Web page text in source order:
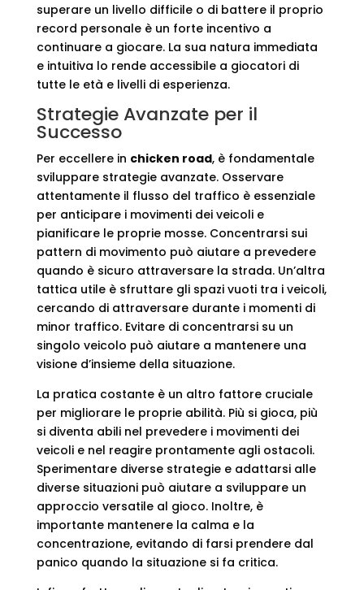
superare un livello difficile o di battere il proprio
record personale è un forte incentivo a
continuare a giocare. La sua natura immediata
e intuitiva lo rende accessibile a giocatori di
tutte le età e livelli di esperienza.
Strategie Avanzate per il
Successo
Per eccellere in chicken road, è fondamentale
sviluppare strategie avanzate. Osservare
attentamente il flusso del traffico è essenziale
per anticipare i movimenti dei veicoli e
pianificare le proprie mosse. Concentrarsi sui
pattern di movimento può aiutare a prevedere
quando è sicuro attraversare la strada. Un’altra
tattica utile è sfruttare gli spazi vuoti tra i veicoli,
cercando di attraversare durante i momenti di
minor traffico. Evitare di concentrarsi su un
singolo veicolo può aiutare a mantenere una
visione d’insieme della situazione.
La pratica costante è un altro fattore cruciale
per migliorare le proprie abilità. Più si gioca, più
si diventa abili nel prevedere i movimenti dei
veicoli e nel reagire prontamente agli ostacoli.
Sperimentare diverse strategie e adattarsi alle
diverse situazioni può aiutare a sviluppare un
approccio versatile al gioco. Inoltre, è
importante mantenere la calma e la
concentrazione, evitando di farsi prendere dal
panico quando la situazione si fa critica.